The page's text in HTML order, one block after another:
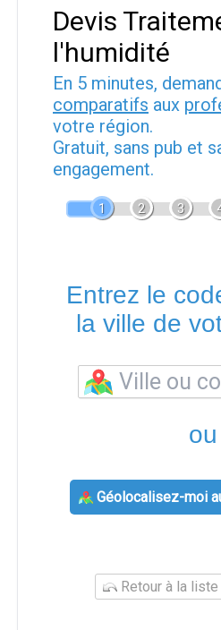
Devis
l'humidité
En 5 minutes,
comparatifs aux
votre région.
Gratuit, sans pub et
engagement.
1 2 3
Entrez le
la ville de
ou
Géolocalisez-moi
Retour à la